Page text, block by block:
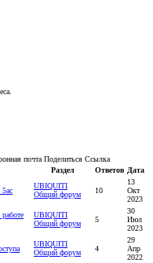
почта Поделиться Ссылка
Раздел Ответов Дата
5ac
UBIQUITI
Общий форум
10
13
Окт
2023
UBIQUITI
Общий форум
5
30
Июл
2023
UBIQUITI
Общий форум
4
29
Апр
2022